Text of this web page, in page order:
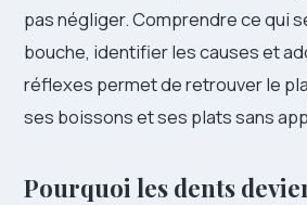
pas négliger. Comprendre ce qui
bouche, identifier les causes et
réflexes permet de retrouver le
ses boissons et ses plats sans
Pourquoi les dents